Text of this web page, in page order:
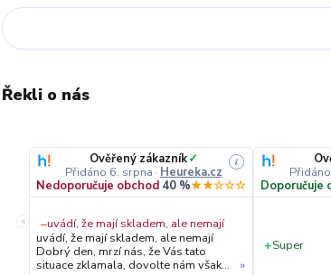
Řekli o nás
«
Ověřený zákazník✓
Přidáno 6. srpna · Heureka.cz
i
Nedoporučuje obchod 40 %★★☆☆☆
−uvádí, že mají skladem, ale nemají
uvádí, že mají skladem, ale nemají
Dobrý den, mrzí nás, že Vás tato
situace zklamala, dovolte nám však
»
Doporučuje
+Super